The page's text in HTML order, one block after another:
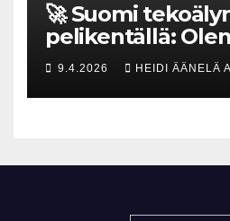
🚀 Suomi
pelikentällä:
maksavia
rakennammeko
tulevaisuuden
9.4.2026 HEIDI ÄÄNELÄ